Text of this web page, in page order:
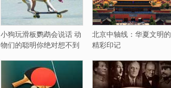
小狗玩滑板鹦鹉会说话 动
物们的聪明你绝对想不到
北京中轴线：华夏文明的
精彩印记